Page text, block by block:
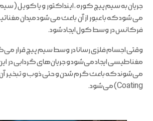
جریان به سیم پیچ کوره ، اینداکتور و یا کویل
می شود که با عبور از آن باعث می شود میدان
فرکانس در وسط کول ایجاد شود.
وقتی اجسام فلزی رسانا در وسط سیم پیچ قرار
مغناطیسی ایجاد می‌شود و جریان‌های گردابی در
می‌شوند که باعث گرم شدن و حتی ذوب و تبخیر
Coating) می‌شود.